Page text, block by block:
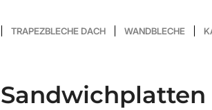
TRAPEZBLECHE DACH WANDBLECHE